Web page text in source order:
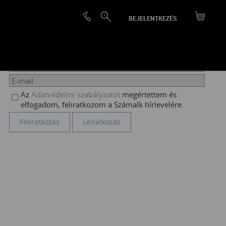
BEJELENTKEZÉS
Az Adatvédelmi szabályzatot megértettem és
elfogadom, feliratkozom a Számalk hírlevelére.